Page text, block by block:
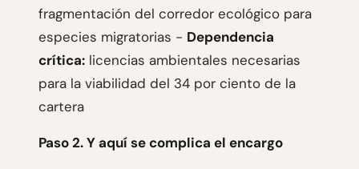
fragmentación del corredor ecológico para
especies migratorias - Dependencia
crítica: licencias ambientales necesarias
para la viabilidad del 34 por ciento de la
cartera
Paso 2. Y aquí se complica el encargo